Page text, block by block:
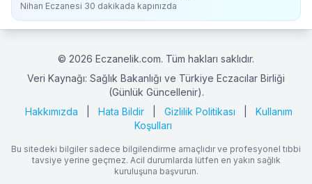
Nihan Eczanesi 30 dakikada kapınızda
© 2026 Eczanelik.com. Tüm hakları saklıdır.
Veri Kaynağı: Sağlık Bakanlığı ve Türkiye Eczacılar Birliği
(Günlük Güncellenir).
Hakkımızda
Hata Bildir Gizlilik Politikası
Kullanım
Koşulları
Bu sitedeki bilgiler sadece bilgilendirme amaçlıdır ve profesyonel tıbbi
tavsiye yerine geçmez. Acil durumlarda lütfen en yakın sağlık
kuruluşuna başvurun.